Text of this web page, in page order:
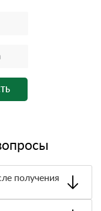
получения